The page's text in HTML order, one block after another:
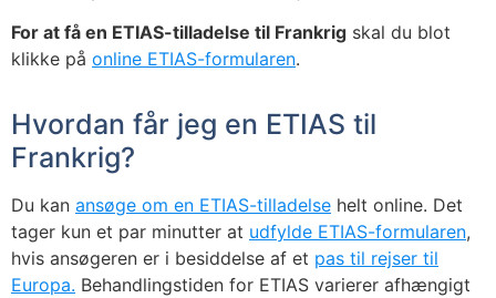
For at få en ETIAS-tilladelse til Frankrig skal du blot
klikke på online ETIAS-formularen.
Hvordan får jeg en ETIAS til
Frankrig?
Du kan ansøge om en ETIAS-tilladelse helt online. Det
tager kun et par minutter at udfylde ETIAS-formularen,
hvis ansøgeren er i besiddelse af et pas til rejser til
Europa. Behandlingstiden for ETIAS varierer afhængigt